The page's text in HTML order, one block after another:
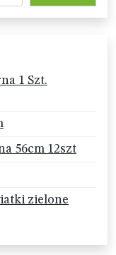
1 Szt.
56cm 12szt
zielone